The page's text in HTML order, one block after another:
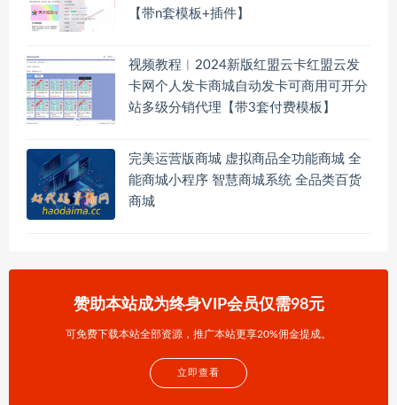
【带n套模板+插件】
视频教程︱2024新版红盟云卡红盟云发
卡网个人发卡商城自动发卡可商用可开分
站多级分销代理【带3套付费模板】
完美运营版商城 虚拟商品全功能商城 全
能商城小程序 智慧商城系统 全品类百货
商城
赞助本站成为终身VIP会员仅需98元
可免费下载本站全部资源，推广本站更享20%佣金提成。
立即查看